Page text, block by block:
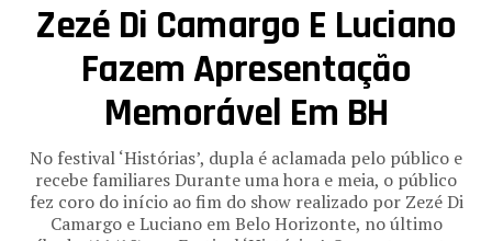
Zezé Di Camargo E Luciano
Fazem Apresentação
Memorável Em BH
No festival ‘Histórias’, dupla é aclamada pelo público e
recebe familiares Durante uma hora e meia, o público
fez coro do início ao fim do show realizado por Zezé Di
Camargo e Luciano em Belo Horizonte, no último